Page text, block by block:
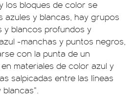
los bloques de color se
azules y blancas, hay grupos
y blancos profundos y
-manchas y puntos negros,
con la punta de un
materiales de color azul y
salpicadas entre las líneas